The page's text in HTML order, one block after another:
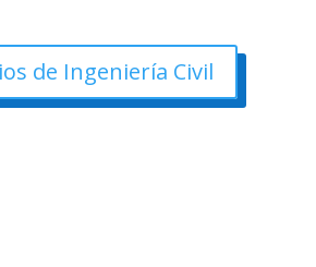
de Ingeniería Civil